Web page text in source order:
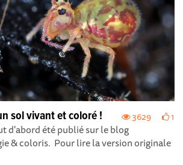
3629 1
sol vivant et coloré !
d'abord été publié sur le blog
& coloris. Pour lire la version originale